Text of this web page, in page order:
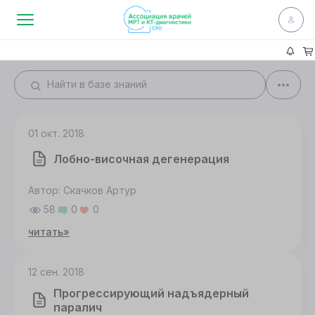
01 окт. 2018
Лобно-височная дегенерация
Автор: Скачков Артур
58
0
0
читать»
12 сен. 2018
Прогрессирующий надъядерный
паралич